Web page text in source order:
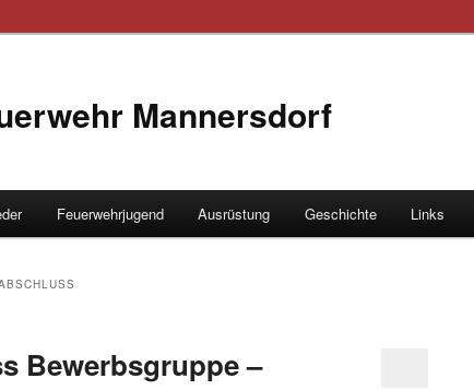
Mannersdorf
Feuerwehrjugend Ausrüstung Geschichte Links
Bewerbsgruppe –